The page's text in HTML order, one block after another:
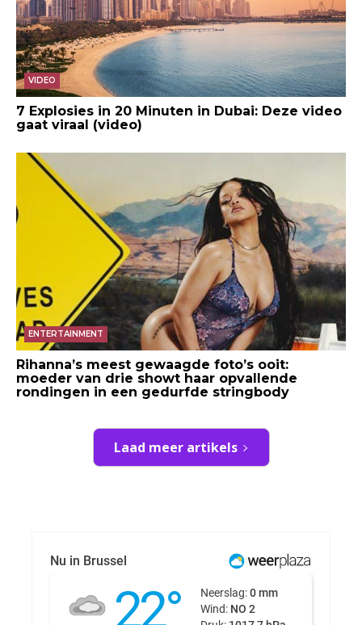
VIDEO
7 Explosies in 20 Minuten in Dubai: Deze video
gaat viraal (video)
ENTERTAINMENT
Rihanna’s meest gewaagde foto’s ooit:
moeder van drie showt haar opvallende
rondingen in een gedurfde stringbody
Laad meer artikels